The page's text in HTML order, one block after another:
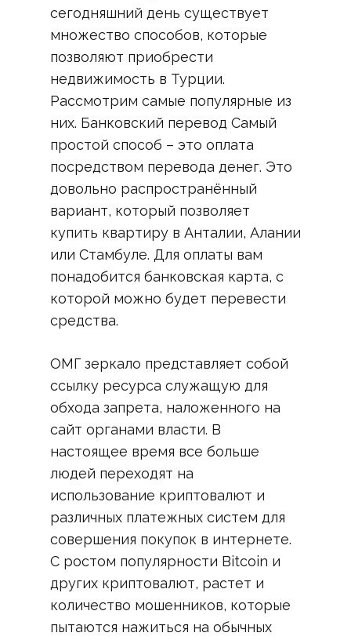
сегодняшний день существует
множество способов, которые
позволяют приобрести
недвижимость в Турции.
Рассмотрим самые популярные из
них. Банковский перевод Самый
простой способ – это оплата
посредством перевода денег. Это
довольно распространённый
вариант, который позволяет
купить квартиру в Анталии, Алании
или Стамбуле. Для оплаты вам
понадобится банковская карта, с
которой можно будет перевести
средства.
ОМГ зеркало представляет собой
ссылку ресурса служащую для
обхода запрета, наложенного на
сайт органами власти. В
настоящее время все больше
людей переходят на
использование криптовалют и
различных платежных систем для
совершения покупок в интернете.
С ростом популярности Bitcoin и
других криптовалют, растет и
количество мошенников, которые
пытаются нажиться на обычных